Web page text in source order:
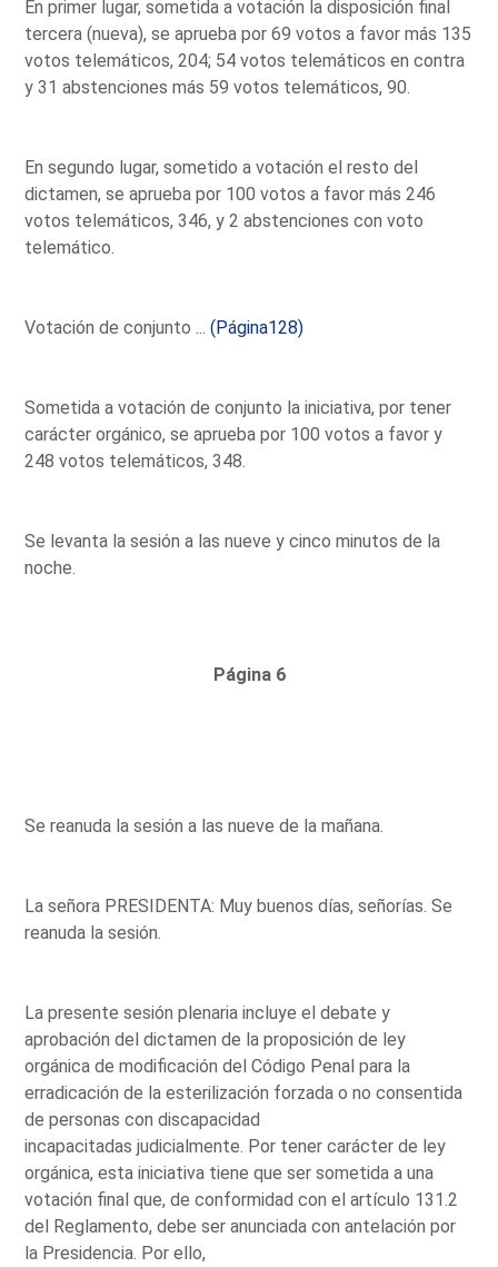
En primer lugar, sometida a votación la disposición final
tercera (nueva), se aprueba por 69 votos a favor más 135
votos telemáticos, 204; 54 votos telemáticos en contra
y 31 abstenciones más 59 votos telemáticos, 90.
En segundo lugar, sometido a votación el resto del
dictamen, se aprueba por 100 votos a favor más 246
votos telemáticos, 346, y 2 abstenciones con voto
telemático.
Votación de conjunto ...(Página128)
Sometida a votación de conjunto la iniciativa, por tener
carácter orgánico, se aprueba por 100 votos a favor y
248 votos telemáticos, 348.
Se levanta la sesión a las nueve y cinco minutos de la
noche.
Página 6
Se reanuda la sesión a las nueve de la mañana.
La señora PRESIDENTA: Muy buenos días, señorías. Se
reanuda la sesión.
La presente sesión plenaria incluye el debate y
aprobación del dictamen de la proposición de ley
orgánica de modificación del Código Penal para la
erradicación de la esterilización forzada o no consentida
de personas con discapacidad
incapacitadas judicialmente. Por tener carácter de ley
orgánica, esta iniciativa tiene que ser sometida a una
votación final que, de conformidad con el artículo 131.2
del Reglamento, debe ser anunciada con antelación por
la Presidencia. Por ello,